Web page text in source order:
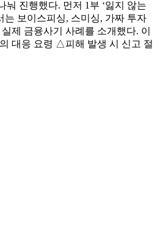
눠 진행했다. 먼저 1부 ‘잃지 않는
는 보이스피싱, 스미싱, 가짜 투자
제 금융사기 사례를 소개했다. 이
대응 요령 △피해 발생 시 신고 절